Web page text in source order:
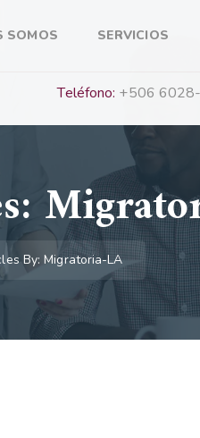
SOMOS SERVICIOS
Teléfono: +506
By: Migratoria-LA